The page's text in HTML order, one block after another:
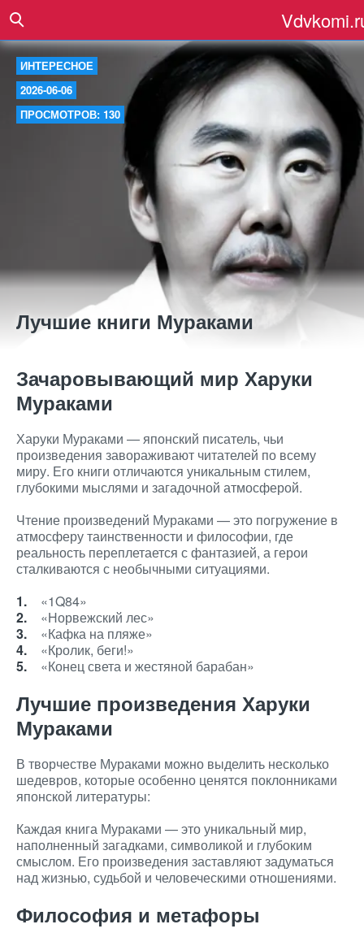
ИНТЕРЕСНОЕ
2026-06-06
ПРОСМОТРОВ: 130
Лучшие книги Мураками
Зачаровывающий мир Харуки
Мураками
Харуки Мураками — японский писатель, чьи
произведения завораживают читателей по всему
миру. Его книги отличаются уникальным стилем,
глубокими мыслями и загадочной атмосферой.
Чтение произведений Мураками — это погружение в
атмосферу таинственности и философии, где
реальность переплетается с фантазией, а герои
сталкиваются с необычными ситуациями.
«1Q84»
«Норвежский лес»
«Кафка на пляже»
«Кролик, беги!»
«Конец света и жестяной барабан»
Лучшие произведения Харуки
Мураками
В творчестве Мураками можно выделить несколько
шедевров, которые особенно ценятся поклонниками
японской литературы:
Каждая книга Мураками — это уникальный мир,
наполненный загадками, символикой и глубоким
смыслом. Его произведения заставляют задуматься
над жизнью, судьбой и человеческими отношениями.
Философия и метафоры